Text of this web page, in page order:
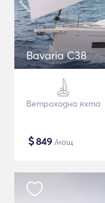
Bavaria C38
Ветроходна яхта
$849 /нощ